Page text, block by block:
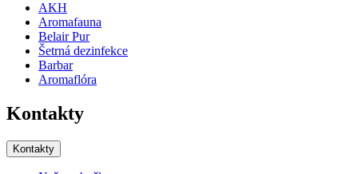
AKH
Aromafauna
Belair Pur
Šetrná dezinfekce
Barbar
Aromaflóra
Kontakty
Kontakty